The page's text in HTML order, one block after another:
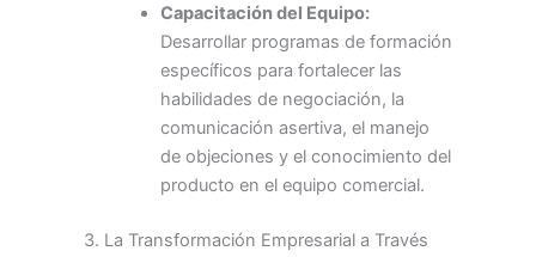
Capacitación del Equipo:
Desarrollar programas de formación
específicos para fortalecer las
habilidades de negociación, la
comunicación asertiva, el manejo
de objeciones y el conocimiento del
producto en el equipo comercial.
3. La Transformación Empresarial a Través